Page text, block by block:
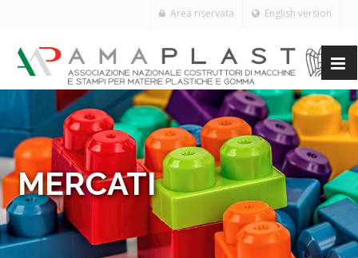
English version
Area riservata
MERCATI